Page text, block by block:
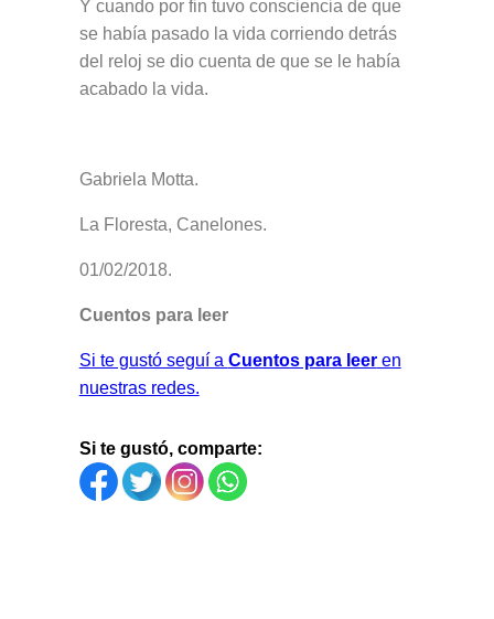
Y cuando por fin tuvo consciencia de que
se había pasado la vida corriendo detrás
del reloj se dio cuenta de que se le había
acabado la vida.
Gabriela Motta.
La Floresta, Canelones.
01/02/2018.
Cuentos para leer
Si te gustó seguí a Cuentos para leeren
nuestras redes.
Si te gustó, comparte: